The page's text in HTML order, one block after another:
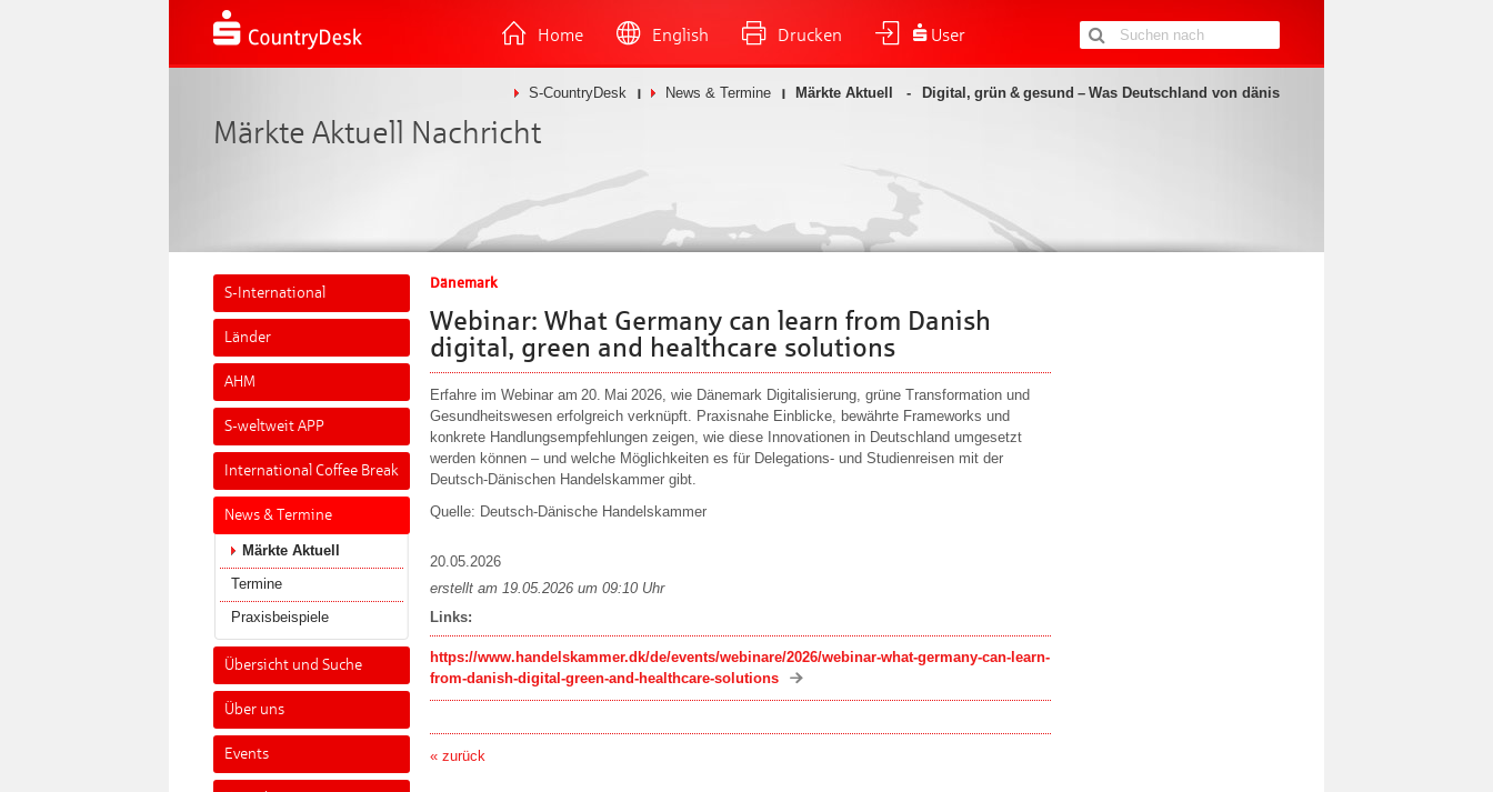
Home English Drucken User
S-CountryDesk News & Termine Märkte Aktuell Digital, grün & gesund – Was Deutschland von dänis
Märkte Aktuell Nachricht
Dänemark
Webinar: What Germany can learn from Danish
digital, green and healthcare solutions
Erfahre im Webinar am 20. Mai 2026, wie Dänemark Digitalisierung, grüne Transformation und
Gesundheitswesen erfolgreich verknüpft. Praxisnahe Einblicke, bewährte Frameworks und
konkrete Handlungsempfehlungen zeigen, wie diese Innovationen in Deutschland umgesetzt
werden können – und welche Möglichkeiten es für Delegations‑ und Studienreisen mit der
Deutsch‑Dänischen Handelskammer gibt.
Quelle: Deutsch-Dänische Handelskammer
20.05.2026
erstellt am 19.05.2026 um 09:10 Uhr
Links:
https://www.handelskammer.dk/de/events/webinare/2026/webinar-what-germany-can-learn-
from-danish-digital-green-and-healthcare-solutions
« zurück
S-International
Länder
AHM
S-weltweit APP
International Coffee Break
News & Termine
Märkte Aktuell
Termine
Praxisbeispiele
Übersicht und Suche
Über uns
Events